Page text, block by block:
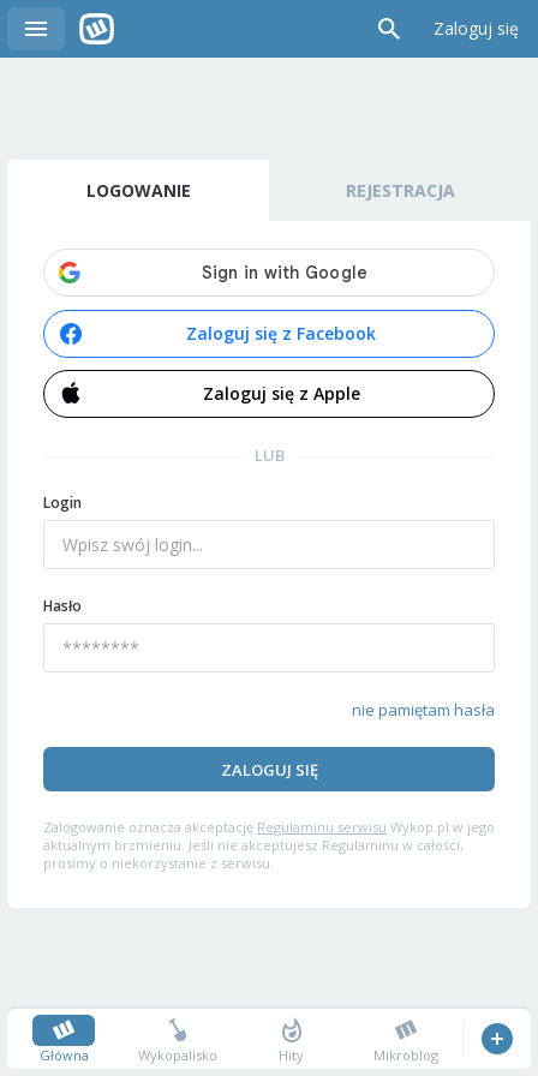
Zaloguj się
LOGOWANIE REJESTRACJA
Zaloguj się z Facebook
Zaloguj się z Apple
LUB
Login
Hasło
nie pamiętam hasła
ZALOGUJ SIĘ
Zalogowanie oznacza akceptację Regulaminu serwisu Wykop.pl w jego
aktualnym brzmieniu. Jeśli nie akceptujesz Regulaminu w całości,
prosimy o niekorzystanie z serwisu.
Główna Wykopalisko Hity Mikroblog